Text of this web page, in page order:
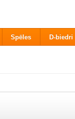
Spēles D-biedri